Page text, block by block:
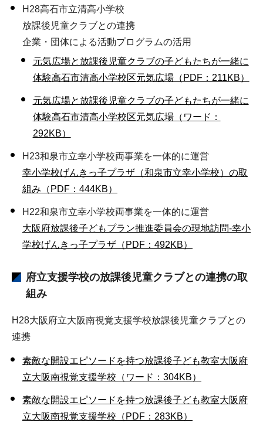
H28高石市立清高小学校
放課後児童クラブとの連携
企業・団体による活動プログラムの活用
元気広場と放課後児童クラブの子どもたちが一緒に
体験高石市清高小学校区元気広場（PDF：211KB）
元気広場と放課後児童クラブの子どもたちが一緒に
体験高石市清高小学校区元気広場（ワード：
292KB）
H23和泉市立幸小学校両事業を一体的に運営
幸小学校げんきっ子プラザ（和泉市立幸小学校）の取
組み（PDF：444KB）
H22和泉市立幸小学校両事業を一体的に運営
大阪府放課後子どもプラン推進委員会の現地訪問-幸小
学校げんきっ子プラザ（PDF：492KB）
府立支援学校の放課後児童クラブとの連携の取
組み
H28大阪府立大阪南視覚支援学校放課後児童クラブとの
連携
素敵な開設エピソードを持つ放課後子ども教室大阪府
立大阪南視覚支援学校（ワード：304KB）
素敵な開設エピソードを持つ放課後子ども教室大阪府
立大阪南視覚支援学校（PDF：283KB）